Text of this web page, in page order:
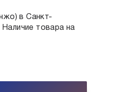
в Санкт-
товара на